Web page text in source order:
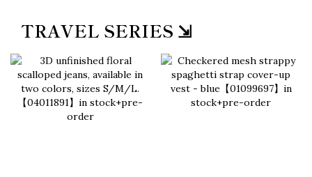
TRAVEL SERIES ⇲